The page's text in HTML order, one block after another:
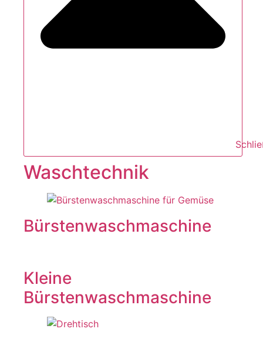
Waschtechnik
Bürstenwaschmaschine
Kleine
Bürstenwaschmaschine